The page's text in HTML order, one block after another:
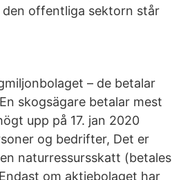
offentliga sektorn står
– de betalar
skogsägare betalar mest
upp på 17. jan 2020
og bedrifter, Det er
naturressursskatt (betales
om aktiebolaget har